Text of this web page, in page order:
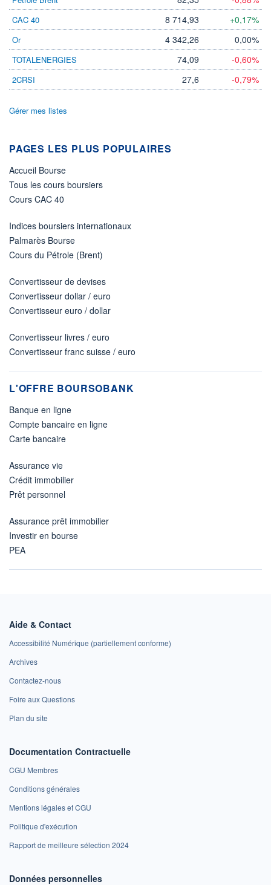
VOLUME
767 371
CAPITAL ÉCHANGÉ
0,00%
VALORISATION
LIMITE À LA
0,0000
LIMITE À LA
ESTIMÉ 2026
PER ESTIMÉ
2026
Non éligible
Boursobank
CAC 40 8 714,93 +0,17%
Or 4 342,26 0,00%
TOTALENERGIES 74,09 -0,60%
2CRSI 27,6 -0,79%
Gérer mes listes
PAGES LES PLUS POPULAIRES
Accueil Bourse
Tous les cours boursiers
Cours CAC 40
Indices boursiers internationaux
Palmarès Bourse
Cours du Pétrole (Brent)
Convertisseur de devises
Convertisseur dollar / euro
Convertisseur euro / dollar
Convertisseur livres / euro
Convertisseur franc suisse / euro
L'OFFRE BOURSOBANK
Banque en ligne
Compte bancaire en ligne
Carte bancaire
Assurance vie
Crédit immobilier
Prêt personnel
Assurance prêt immobilier
Investir en bourse
PEA
Aide & Contact
Accessibilité Numérique (partiellement conforme)
Archives
Contactez-nous
Foire aux Questions
Plan du site
Documentation Contractuelle
CGU Membres
Conditions générales
Mentions légales et CGU
Politique d'exécution
Rapport de meilleure sélection 2024
Données personnelles